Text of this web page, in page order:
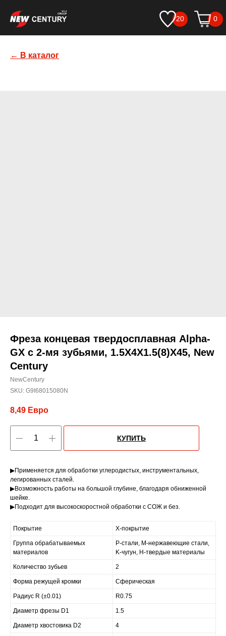
0
20
← В каталог
Фреза концевая твердосплавная Alpha-
GX c 2-мя зубьями, 1.5X4X1.5(8)X45, New
Century
NewCentury
SKU: G9I68015080N
8,49 Евро
КУПИТЬ
▶Применяется для обработки углеродистых, инструментальных,
легированных сталей.
▶Возможность работы на большой глубине, благодаря обниженной
шейке.
▶Подходит для высокоскоростной обработки с СОЖ и без.
Покрытие X-покрытие
Группа обрабатываемых
материалов
P-стали, M-нержавеющие стали,
K-чугун, H-твердые материалы
Количество зубьев 2
Форма режущей кромки Сферическая
Радиус R (±0.01) R0.75
Диаметр фрезы D1 1.5
Диаметр хвостовика D2 4